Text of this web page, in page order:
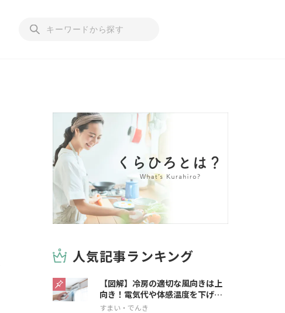
人気記事ランキング
【図解】冷房の適切な風向きは上
向き！電気代や体感温度を下げる
方法を解説
すまい・でんき